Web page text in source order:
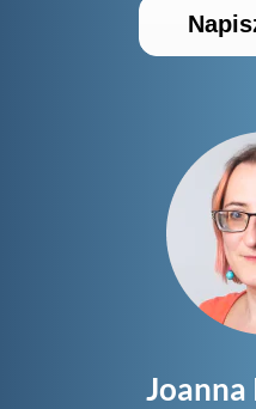
Joanna